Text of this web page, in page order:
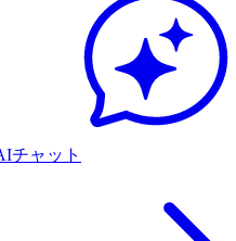
チャット